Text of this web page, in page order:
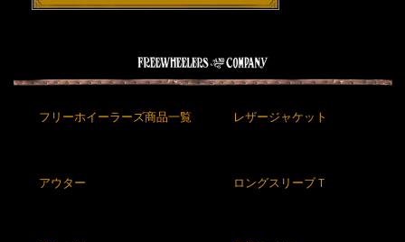
フリーホイーラーズ商品一覧 レザージャケット
アウター ロングスリーブＴ